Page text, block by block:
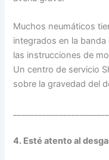
Muchos neumáticos
integrados en la
las instrucciones de
Un centro de servicio
sobre la gravedad del
4. Esté atento al